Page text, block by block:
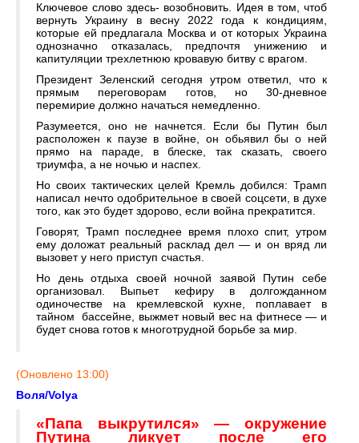
Ключевое слово здесь- возобновить. Идея в том, чтоб
вернуть Украину в весну 2022 года к кондициям,
которые ей предлагала Москва и от которых Украина
однозначно отказалась, предпочтя унижению и
капитуляции трехлетнюю кровавую битву с врагом.
Президент Зеленский сегодня утром ответил, что к
прямым переговорам готов, но 30-дневное
перемирие должно начаться немедленно.
Разумеется, оно не начнется. Если бы Путин был
расположен к паузе в войне, он обьявил бы о ней
прямо на параде, в блеске, так сказать, своего
триумфа, а не ночью и наспех.
Но своих тактических целей Кремль добился: Трамп
написал нечто одобрительное в своей соцсети, в духе
того, как это будет здорово, если война прекратится.
Говорят, Трамп последнее время плохо спит, утром
ему доложат реальный расклад дел — и он вряд ли
вызовет у него приступ счастья.
Но день отдыха своей ночной заявой Путин себе
организовал. Выпьет кефиру в долгожданном
одиночестве на кремлевской кухне, поплавает в
тайном бассейне, выжмет новый вес на фитнесе — и
будет снова готов к многотрудной борьбе за мир.
(Оновлено 13:00)
Воля/Volya
«Папа выкрутился» — окружение
Путина ликует после его